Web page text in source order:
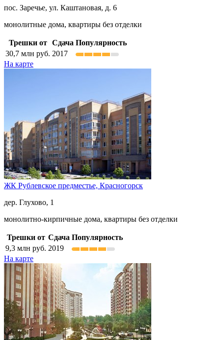
пос. Заречье, ул. Каштановая, д. 6
монолитные дома, квартиры без отделки
Трешки от Сдача Популярность
30,7 млн руб. 2017
На карте
ЖК Рублевское предместье, Красногорск
дер. Глухово, 1
монолитно-кирпичные дома, квартиры без отделки
Трешки от Сдача Популярность
9,3 млн руб. 2019
На карте